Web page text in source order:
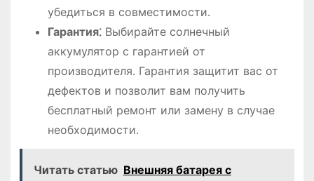
убедиться в совместимости․
Гарантия⁚Выбирайте солнечный
аккумулятор с гарантией от
производителя․ Гарантия защитит вас от
дефектов и позволит вам получить
бесплатный ремонт или замену в случае
необходимости․
Читать статью Внешняя батарея с